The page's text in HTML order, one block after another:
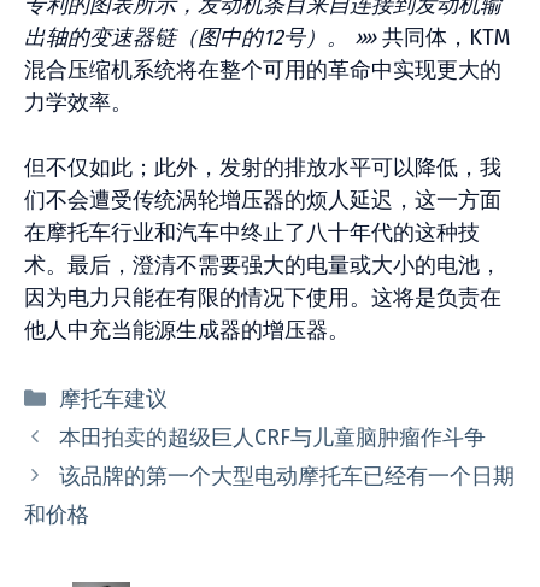
出轴的变速器链（图中的12号）。 »»共同体，KTM
混合压缩机系统将在整个可用的革命中实现更大的
力学效率。
但不仅如此；此外，发射的排放水平可以降低，我
们不会遭受传统涡轮增压器的烦人延迟，这一方面
在摩托车行业和汽车中终止了八十年代的这种技
术。最后，澄清不需要强大的电量或大小的电池，
因为电力只能在有限的情况下使用。这将是负责在
他人中充当能源生成器的增压器。
分
类
摩托车建议
本田拍卖的超级巨人CRF与儿童脑肿瘤作斗争
该品牌的第一个大型电动摩托车已经有一个日期
和价格